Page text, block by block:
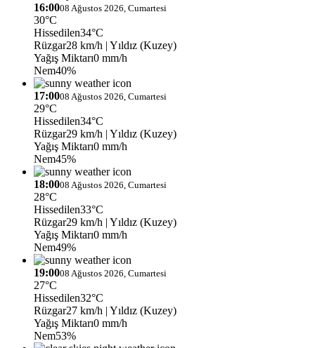
16:0008 Ağustos 2026, Cumartesi
30°C
Hissedilen34°C
Rüzgar28 km/h | Yıldız (Kuzey)
Yağış Miktarı0 mm/h
Nem40%
17:0008 Ağustos 2026, Cumartesi
29°C
Hissedilen34°C
Rüzgar29 km/h | Yıldız (Kuzey)
Yağış Miktarı0 mm/h
Nem45%
18:0008 Ağustos 2026, Cumartesi
28°C
Hissedilen33°C
Rüzgar29 km/h | Yıldız (Kuzey)
Yağış Miktarı0 mm/h
Nem49%
19:0008 Ağustos 2026, Cumartesi
27°C
Hissedilen32°C
Rüzgar27 km/h | Yıldız (Kuzey)
Yağış Miktarı0 mm/h
Nem53%